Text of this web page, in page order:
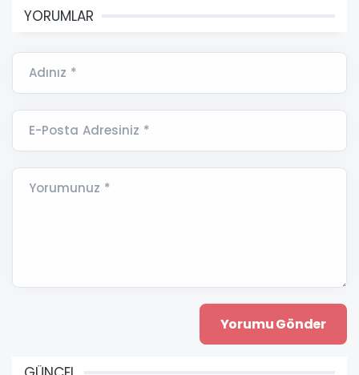
YORUMLAR
Adınız *
E-Posta Adresiniz *
Yorumunuz *